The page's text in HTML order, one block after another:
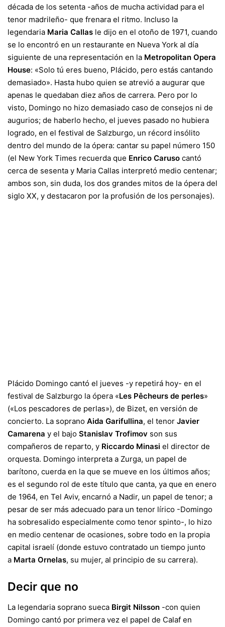
década de los setenta -años de mucha actividad para el
tenor madrileño- que frenara el ritmo. Incluso la
legendaria Maria Callas le dijo en el otoño de 1971, cuando
se lo encontró en un restaurante en Nueva York al día
siguiente de una representación en la Metropolitan Opera
House: «Solo tú eres bueno, Plácido, pero estás cantando
demasiado». Hasta hubo quien se atrevió a augurar que
apenas le quedaban diez años de carrera. Pero por lo
visto, Domingo no hizo demasiado caso de consejos ni de
augurios; de haberlo hecho, el jueves pasado no hubiera
logrado, en el festival de Salzburgo, un récord insólito
dentro del mundo de la ópera: cantar su papel número 150
(el New York Times recuerda que Enrico Caruso cantó
cerca de sesenta y Maria Callas interpretó medio centenar;
ambos son, sin duda, los dos grandes mitos de la ópera del
siglo XX, y destacaron por la profusión de los personajes).
Plácido Domingo cantó el jueves -y repetirá hoy- en el
festival de Salzburgo la ópera «Les Pêcheurs de perles»
(«Los pescadores de perlas»), de Bizet, en versión de
concierto. La soprano Aida Garifullina, el tenor Javier
Camarena y el bajo Stanislav Trofimov son sus
compañeros de reparto, y Riccardo Minasi el director de
orquesta. Domingo interpreta a Zurga, un papel de
barítono, cuerda en la que se mueve en los últimos años;
es el segundo rol de este título que canta, ya que en enero
de 1964, en Tel Aviv, encarnó a Nadir, un papel de tenor; a
pesar de ser más adecuado para un tenor lírico -Domingo
ha sobresalido especialmente como tenor spinto-, lo hizo
en medio centenar de ocasiones, sobre todo en la propia
capital israelí (donde estuvo contratado un tiempo junto
a Marta Ornelas, su mujer, al principio de su carrera).
Decir que no
La legendaria soprano sueca Birgit Nilsson -con quien
Domingo cantó por primera vez el papel de Calaf en